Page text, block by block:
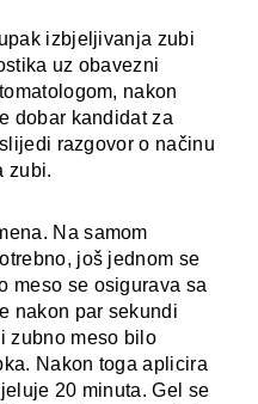
izbjeljivanja zubi
uz obavezni
nakon
dobar kandidat za
razgovor o načinu
zubi.
Na samom
još jednom se
meso se osigurava sa
nakon par sekundi
zubno meso bilo
Nakon toga aplicira
20 minuta. Gel se